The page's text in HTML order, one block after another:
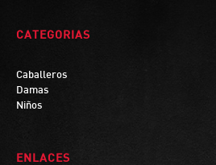
CATEGORIAS
Caballeros
Damas
Niños
ENLACES